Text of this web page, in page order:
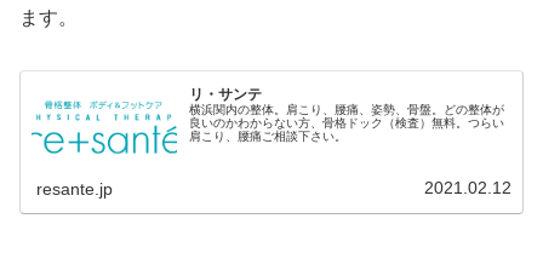
ます。
リ・サンテ
横浜関内の整体。肩こり、腰痛、姿勢、骨盤。どの整体が
良いのかわからない方、骨格ドック（検査）無料。つらい
肩こり、腰痛ご相談下さい。
resante.jp 2021.02.12